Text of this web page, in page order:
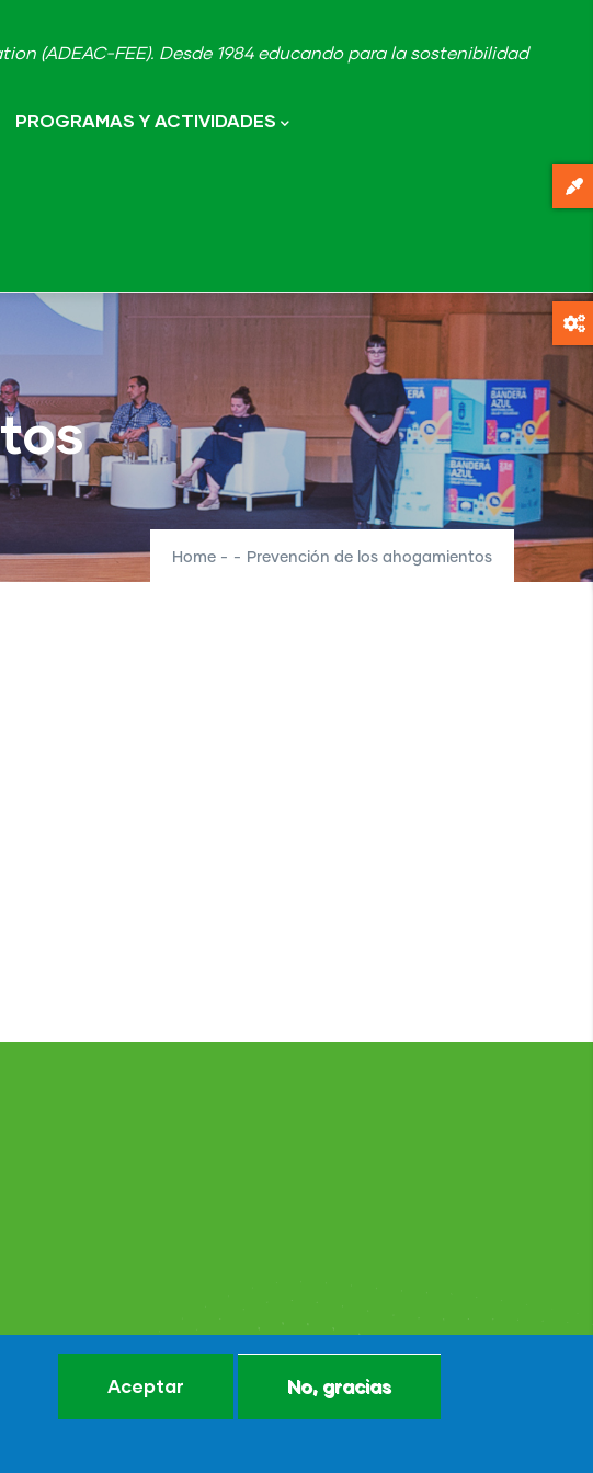
(ADEAC-FEE). Desde 1984 educando para la sostenibilidad
PROGRAMAS Y ACTIVIDADES
Home - - Prevención de los ahogamientos
Aceptar No, gracias